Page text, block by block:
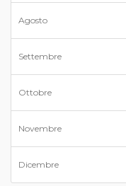
Agosto
Settembre
Ottobre
Novembre
Dicembre